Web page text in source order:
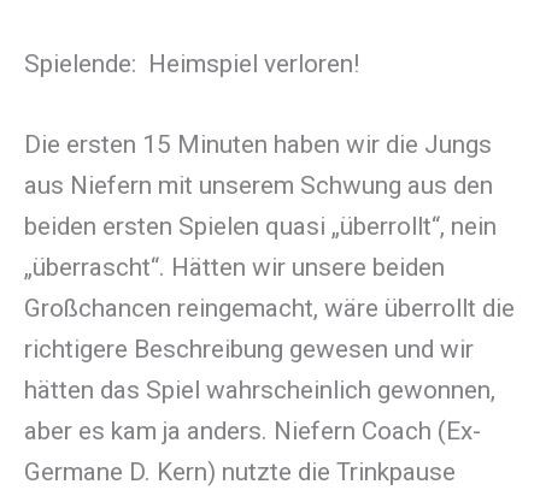
Spielende: Heimspiel verloren!
Die ersten 15 Minuten haben wir die Jungs
aus Niefern mit unserem Schwung aus den
beiden ersten Spielen quasi „überrollt“, nein
„überrascht“. Hätten wir unsere beiden
Großchancen reingemacht, wäre überrollt die
richtigere Beschreibung gewesen und wir
hätten das Spiel wahrscheinlich gewonnen,
aber es kam ja anders. Niefern Coach (Ex-
Germane D. Kern) nutzte die Trinkpause